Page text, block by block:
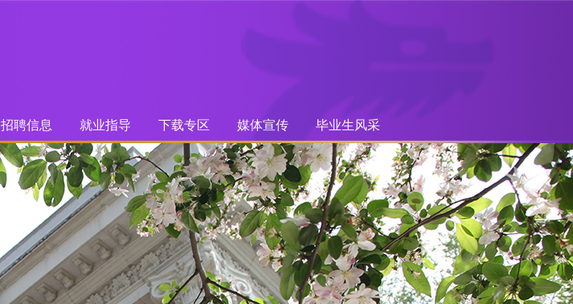
招聘信息 就业指导 下载专区 媒体宣传 毕业生风采